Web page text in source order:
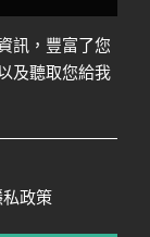
訊，豐富了您
及聽取您給我
私政策